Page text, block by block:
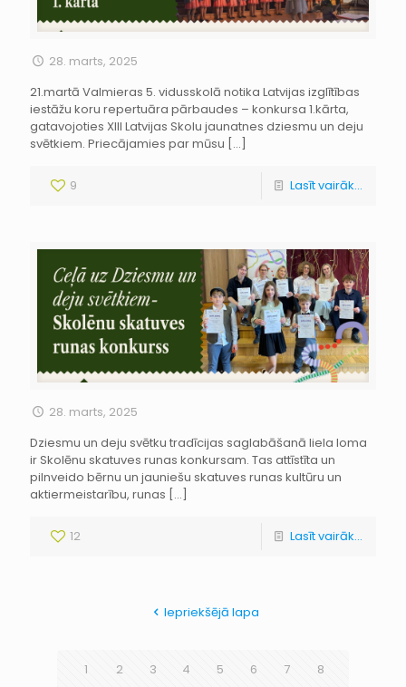
28. marts, 2025
21.martā Valmieras 5. vidusskolā notika Latvijas izglītības
iestāžu koru repertuāra pārbaudes – konkursa 1.kārta,
gatavojoties XIII Latvijas Skolu jaunatnes dziesmu un deju
svētkiem. Priecājamies par mūsu […]
9 Lasīt vairāk...
28. marts, 2025
Dziesmu un deju svētku tradīcijas saglabāšanā liela loma
ir Skolēnu skatuves runas konkursam. Tas attīstīta un
pilnveido bērnu un jauniešu skatuves runas kultūru un
aktiermeistarību, runas […]
12 Lasīt vairāk...
Iepriekšējā lapa
1 2 3 4 5 6 7
8